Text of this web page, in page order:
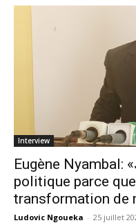
Interview
Eugène Nyambal:
politique parce
transformation de
Ludovic Ngoueka - 25 juillet